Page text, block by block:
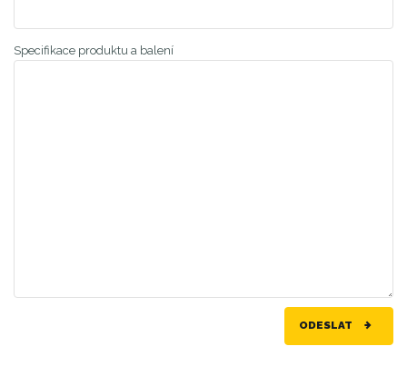
Specifikace produktu a balení
ODESLAT